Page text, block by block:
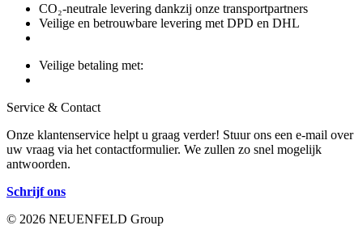
CO₂-neutrale levering dankzij onze transportpartners
Veilige en betrouwbare levering met DPD en DHL
Veilige betaling met:
Service & Contact
Onze klantenservice helpt u graag verder! Stuur ons een e-mail over
uw vraag via het contactformulier. We zullen zo snel mogelijk
antwoorden.
Schrijf ons
© 2026 NEUENFELD Group